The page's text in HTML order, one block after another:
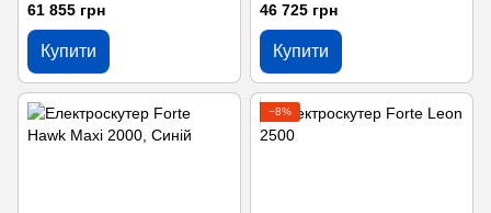
61 855 грн
Купити
46 725 грн
Купити
−8%